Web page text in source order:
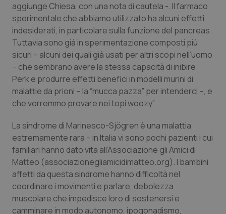
Veneto
Oncoematologia
Oncologia & Nutrizione
Psoriasi & pelle
Quotidiano Cardiologia
Quotidiano Chirurgia
Quotidiano Oncologia
Quotidiano Pediatria
Rene & patologie urogenitali
aggiunge Chiesa, con una nota di cautela -. Il farmaco
sperimentale che abbiamo utilizzato ha alcuni effetti
indesiderati, in particolare sulla funzione del pancreas.
Tuttavia sono già in sperimentazione composti più
sicuri – alcuni dei quali già usati per altri scopi nell’uomo
– che sembrano avere la stessa capacità di inibire
Perk e produrre effetti benefici in modelli murini di
malattie da prioni – la “mucca pazza” per intenderci –, e
che vorremmo provare nei topi woozy”.
La sindrome di Marinesco-Sjögren è una malattia
estremamente rara – in Italia vi sono pochi pazienti i cui
familiari hanno dato vita all’Associazione gli Amici di
Matteo (associazionegliamicidimatteo.org). I bambini
affetti da questa sindrome hanno difficoltà nel
coordinare i movimenti e parlare, debolezza
muscolare che impedisce loro di sostenersi e
camminare in modo autonomo, ipogonadismo,